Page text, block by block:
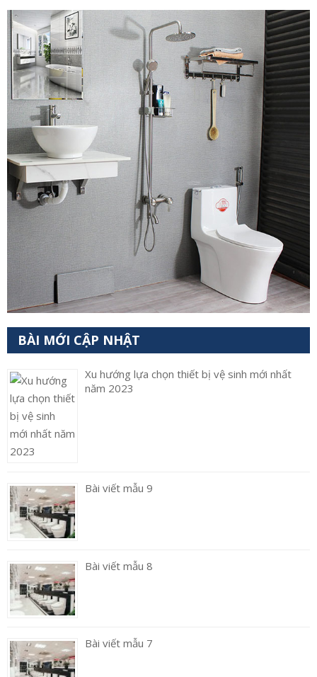
BÀI MỚI CẬP NHẬT
Xu hướng lựa chọn thiết bị vệ sinh mới nhất
năm 2023
Bài viết mẫu 9
Bài viết mẫu 8
Bài viết mẫu 7